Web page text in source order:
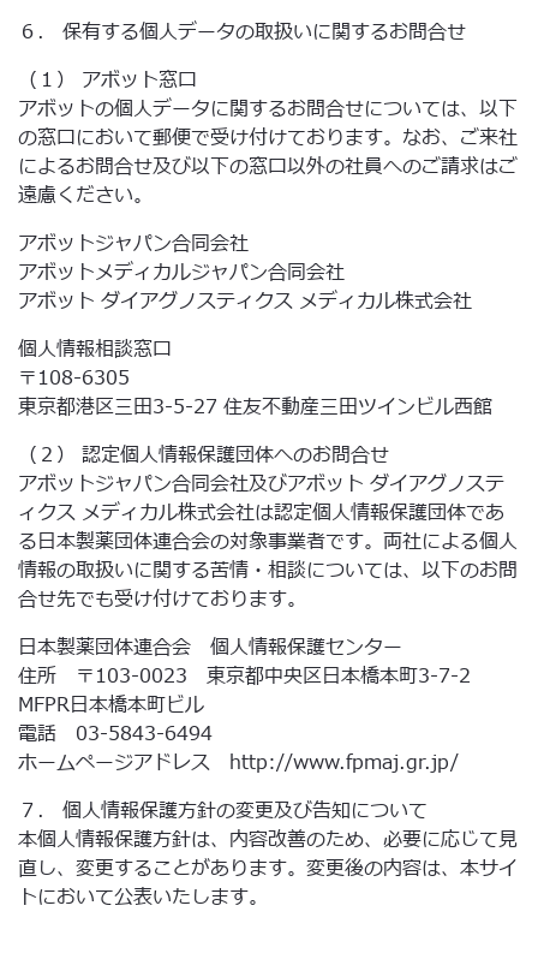
６． 保有する個人データの取扱いに関するお問合せ
（１） アボット窓口
アボットの個人データに関するお問合せについては、以下
の窓口において郵便で受け付けております。なお、ご来社
によるお問合せ及び以下の窓口以外の社員へのご請求はご
遠慮ください。
アボットジャパン合同会社
アボットメディカルジャパン合同会社
アボット ダイアグノスティクス メディカル株式会社
個人情報相談窓口
〒108-6305
東京都港区三田3-5-27 住友不動産三田ツインビル西館
（２） 認定個人情報保護団体へのお問合せ
アボットジャパン合同会社及びアボット ダイアグノステ
ィクス メディカル株式会社は認定個人情報保護団体であ
る日本製薬団体連合会の対象事業者です。両社による個人
情報の取扱いに関する苦情・相談については、以下のお問
合せ先でも受け付けております。
日本製薬団体連合会 個人情報保護センター
住所 〒103-0023 東京都中央区日本橋本町3-7-2
MFPR日本橋本町ビル
電話 03-5843-6494
ホームページアドレス http://www.fpmaj.gr.jp/
７． 個人情報保護方針の変更及び告知について
本個人情報保護方針は、内容改善のため、必要に応じて見
直し、変更することがあります。変更後の内容は、本サイ
トにおいて公表いたします。